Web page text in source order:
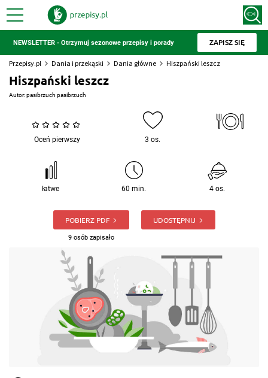
NEWSLETTER - Otrzymuj sezonowe przepisy i porady ZAPISZ SIĘ
Przepisy.pl Dania i przekąski Dania główne Hiszpański leszcz
Hiszpański leszcz
Autor:pasibrzuch pasibrzuch
Oceń pierwszy 3 os.
łatwe 60 min. 4 os.
POBIERZ PDF
9 osób zapisało
UDOSTĘPNIJ